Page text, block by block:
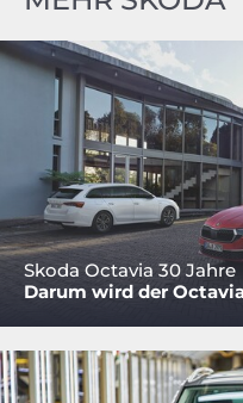
Skoda Octavia 30 Jahre
Darum wird der